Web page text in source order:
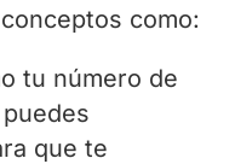
como:
tu número de
que te